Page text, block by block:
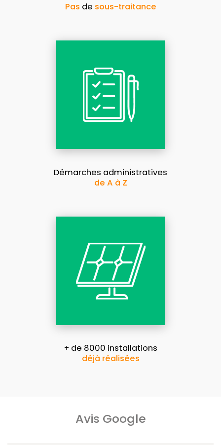
Pas de sous-traitance
Démarches administratives
de A à Z
+ de 8000 installations
déjà réalisées
Avis Google